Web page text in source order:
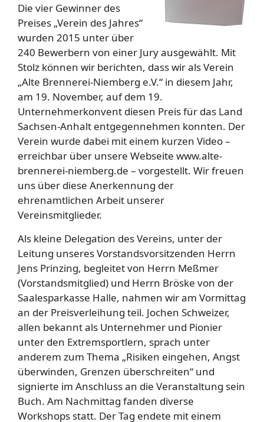
Die vier Gewinner des
Preises „Verein des Jahres“
wurden 2015 unter über
240 Bewerbern von einer Jury ausgewählt. Mit
Stolz können wir berichten, dass wir als Verein
„Alte Brennerei-Niemberg e.V.“ in diesem Jahr,
am 19. November, auf dem 19.
Unternehmerkonvent diesen Preis für das Land
Sachsen-Anhalt entgegennehmen konnten. Der
Verein wurde dabei mit einem kurzen Video –
erreichbar über unsere Webseite www.alte-
brennerei-niemberg.de – vorgestellt. Wir freuen
uns über diese Anerkennung der
ehrenamtlichen Arbeit unserer
Vereinsmitglieder.
Als kleine Delegation des Vereins, unter der
Leitung unseres Vorstandsvorsitzenden Herrn
Jens Prinzing, begleitet von Herrn Meßmer
(Vorstandsmitglied) und Herrn Bröske von der
Saalesparkasse Halle, nahmen wir am Vormittag
an der Preisverleihung teil. Jochen Schweizer,
allen bekannt als Unternehmer und Pionier
unter den Extremsportlern, sprach unter
anderem zum Thema „Risiken eingehen, Angst
überwinden, Grenzen überschreiten“ und
signierte im Anschluss an die Veranstaltung sein
Buch. Am Nachmittag fanden diverse
Workshops statt. Der Tag endete mit einem